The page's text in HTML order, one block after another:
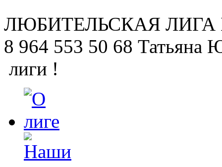
ЛЮБИТЕЛЬСКАЯ ЛИГА
8 964 553 50 68 Татьяна
лиги !